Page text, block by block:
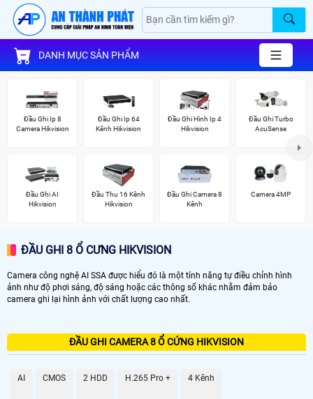
DANH MỤC SẢN PHẨM
Đầu Ghi Ip 8
Camera Hikvision
Đầu Ghi Ip 64
Kênh Hikvision
Đầu Ghi Hình Ip 4
Hikvision
Đầu Ghi Turbo
AcuSense
Đầu Ghi AI
Hikvision
Đầu Thu 16 Kênh
Hikvision
Đầu Ghi Camera 8
Kênh
Camera 4MP
ĐẦU GHI 8 Ổ CƯNG HIKVISION
Camera công nghệ AI SSA được hiểu đó là một tính năng tự điều chỉnh hình
ảnh như độ phơi sáng, độ sáng hoặc các thông số khác nhằm đảm bảo
camera ghi lại hình ảnh với chất lượng cao nhất.
ĐẦU GHI CAMERA 8 Ổ CỨNG HIKVISION
AI CMOS 2 HDD H.265 Pro + 4 Kênh